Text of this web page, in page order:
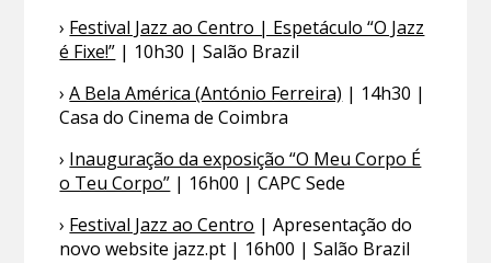
› Festival Jazz ao Centro | Espetáculo “O Jazz
é Fixe!” | 10h30 | Salão Brazil
›A Bela América (António Ferreira) | 14h30 |
Casa do Cinema de Coimbra
› Inauguração da exposição “O Meu Corpo É
o Teu Corpo” | 16h00 | CAPC Sede
› Festival Jazz ao Centro | Apresentação do
novo website jazz.pt | 16h00 | Salão Brazil